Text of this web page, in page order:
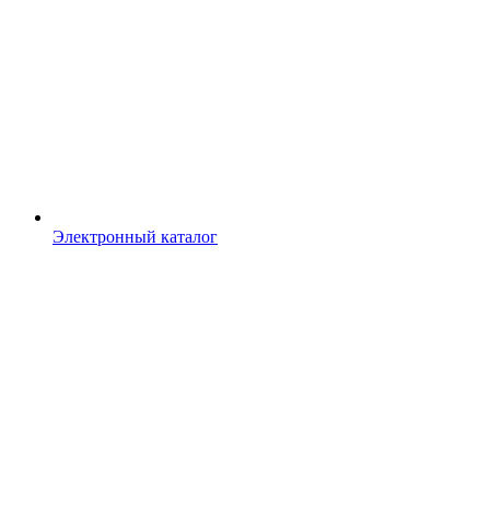
Электронный каталог